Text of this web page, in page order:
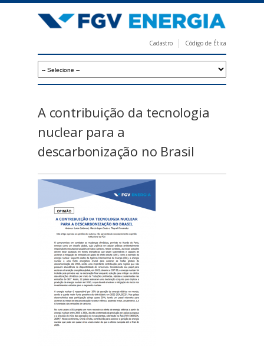
para
principal
V
e
r
g
a
Cadastro Código de Ética
A contribuição da tecnologia
nuclear para a
descarbonização no Brasil